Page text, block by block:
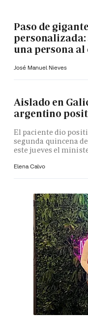
Paso de
personalizada:
una persona
José Manuel Nieves
Aislado en
argentino
El paciente dio
segunda quincena
este jueves el
Elena Calvo